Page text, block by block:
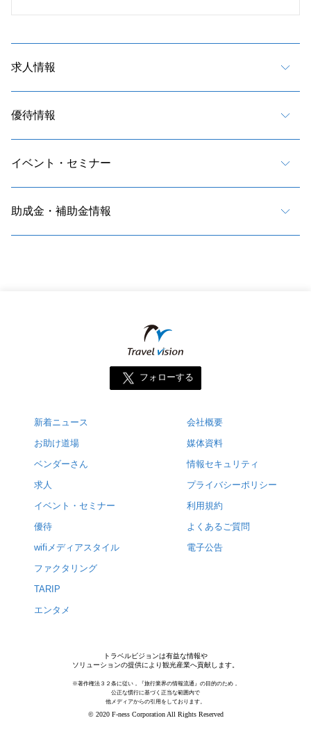
求人情報
優待情報
イベント・セミナー
助成金・補助金情報
フォローする
新着ニュース
お助け道場
ベンダーさん
求人
イベント・セミナー
優待
wifiメディアスタイル
ファクタリング
TARIP
エンタメ
会社概要
媒体資料
情報セキュリティ
プライバシーポリシー
利用規約
よくあるご質問
電子公告
トラベルビジョンは有益な情報や
ソリューションの提供により観光産業へ貢献します。
※著作権法３２条に従い，『旅行業界の情報流通』の目的のため，
公正な慣行に基づく正当な範囲内で
他メディアからの引用をしております。
© 2020 F-ness Corporation All Rights Reserved